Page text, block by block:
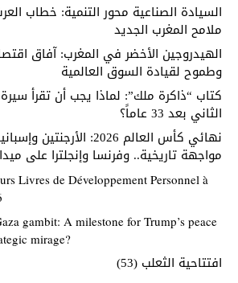
السيادة الصناعية محور التنمية: خطاب
ملامح المغرب الجديد
الهيدروجين الأخضر في المغرب: آفاق
وطموح لقيادة السوق العالمية
كتاب “ذاكرة ملك”: لماذا يجب أن تقرأ
الثاني بعد 33 عاماً؟
نهائي كأس العالم 2026: الأرجنتين
مواجهة تاريخية.. وفرنسا وإنجلترا على
Livres de Développement Personnel à
gambit: A milestone for Trump’s peace
mirage?
افتتاحية الثعلب (53)